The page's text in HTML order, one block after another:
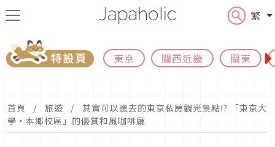
繁
東京 關西近畿 關東
首頁 旅遊
其實可以進去的東京私房觀光景點!? 「東京大
學・本鄉校區」的優質和風咖啡廳